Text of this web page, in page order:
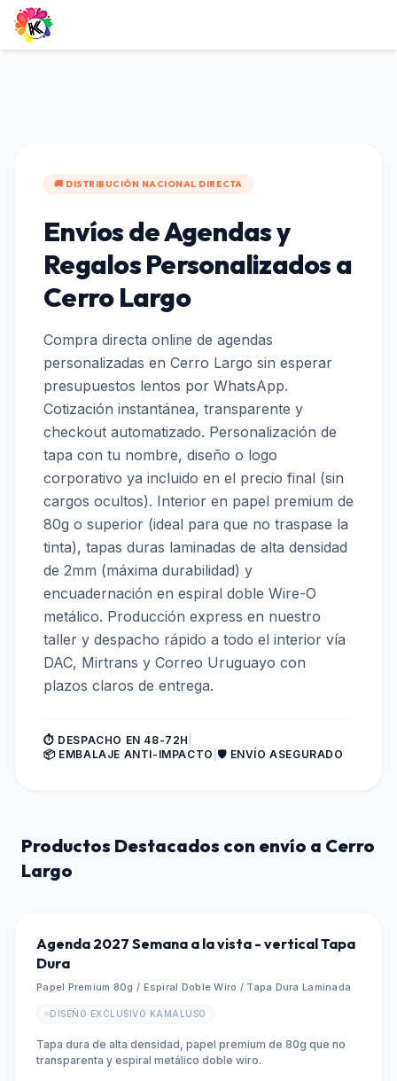
🚚 DISTRIBUCIÓN NACIONAL DIRECTA
Envíos de Agendas y
Regalos Personalizados a
Cerro Largo
Compra directa online de agendas
personalizadas en Cerro Largo sin esperar
presupuestos lentos por WhatsApp.
Cotización instantánea, transparente y
checkout automatizado. Personalización de
tapa con tu nombre, diseño o logo
corporativo ya incluido en el precio final (sin
cargos ocultos). Interior en papel premium de
80g o superior (ideal para que no traspase la
tinta), tapas duras laminadas de alta densidad
de 2mm (máxima durabilidad) y
encuadernación en espiral doble Wire-O
metálico. Producción express en nuestro
taller y despacho rápido a todo el interior vía
DAC, Mirtrans y Correo Uruguayo con
plazos claros de entrega.
⏱️ DESPACHO EN 48-72H
📦 EMBALAJE ANTI-IMPACTO 🛡️ ENVÍO ASEGURADO
Productos Destacados con envío a Cerro
Largo
Agenda 2027 Semana a la vista - vertical Tapa
Dura
Papel Premium 80g / Espiral Doble Wiro / Tapa Dura Laminada
DISEÑO EXCLUSIVO KAMALUSO
Tapa dura de alta densidad, papel premium de 80g que no
transparenta y espiral metálico doble wiro.